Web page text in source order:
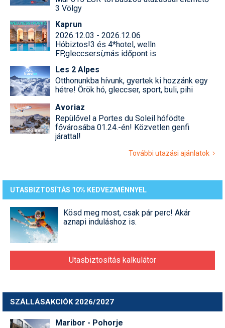
3 Völgy
Kaprun
2026.12.03 - 2026.12.06
Hóbiztos!3 és 4*hotel, welln
FP,gleccsersí,más időpont is
Les 2 Alpes
Otthonunkba hívunk, gyertek ki hozzánk egy
hétre! Örök hó, gleccser, sport, buli, pihi
Avoriaz
Repülővel a Portes du Soleil hófödte
fővárosába 01.24.-én! Közvetlen genfi
járattal!
További utazási ajánlatok
UTASBIZTOSÍTÁS 10% KEDVEZMÉNNYEL
Kösd meg most, csak pár perc! Akár
aznapi induláshoz is.
Utasbiztosítás kalkulátor
SZÁLLÁSAKCIÓK 2026/2027
Maribor - Pohorje